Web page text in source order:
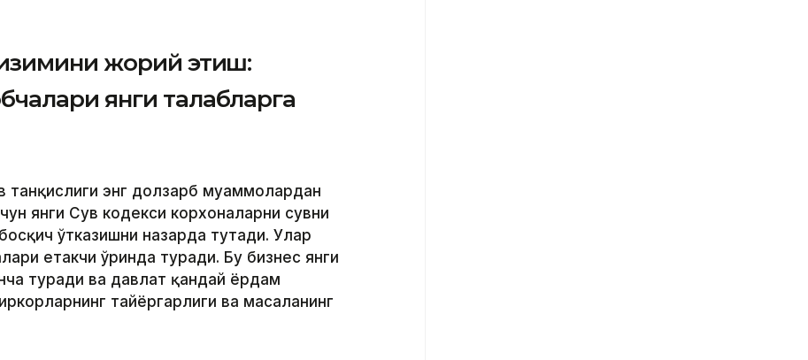
жорий этиш:
янги талабларга
танқислиги энг долзарб муаммолардан
янги Сув кодекси корхоналарни сувни
ўтказишни назарда тутади. Улар
етакчи ўринда туради. Бу бизнес янги
туради ва давлат қандай ёрдам
тайёргарлиги ва масаланинг